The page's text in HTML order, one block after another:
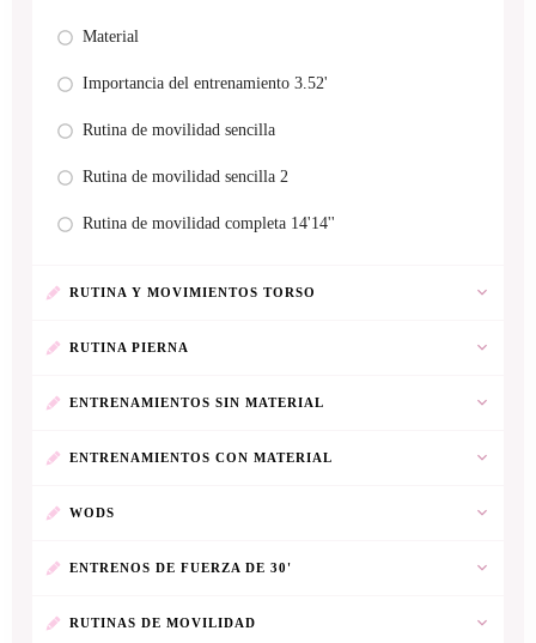
Material
Importancia del entrenamiento 3.52'
Rutina de movilidad sencilla
Rutina de movilidad sencilla 2
Rutina de movilidad completa 14'14''
RUTINA Y MOVIMIENTOS TORSO
RUTINA PIERNA
ENTRENAMIENTOS SIN MATERIAL
ENTRENAMIENTOS CON MATERIAL
WODS
ENTRENOS DE FUERZA DE 30'
RUTINAS DE MOVILIDAD